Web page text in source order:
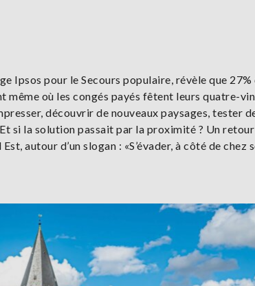
Ipsos pour le Secours populaire, révèle que 27%
même où les congés payés fêtent leurs quatre-
découvrir de nouveaux paysages, tester
si la solution passait par la proximité ? Un
autour d’un slogan : «S’évader, à côté de chez